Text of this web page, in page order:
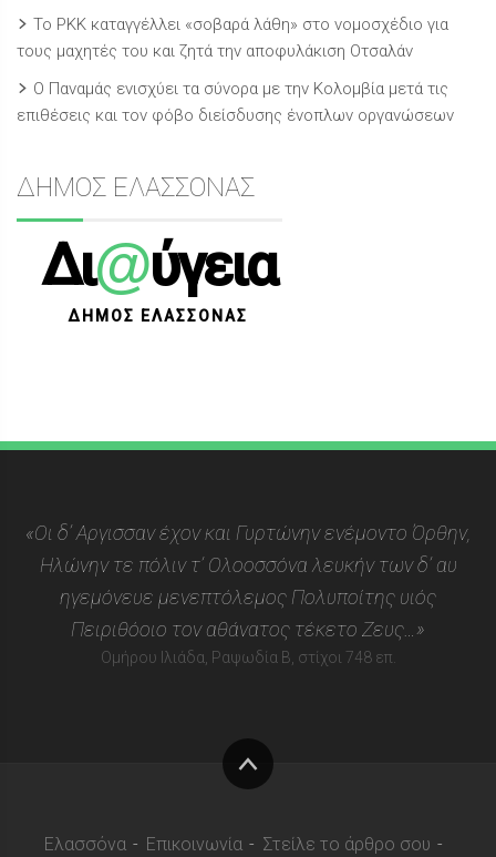
Το PKK καταγγέλλει «σοβαρά λάθη» στο νομοσχέδιο για
τους μαχητές του και ζητά την αποφυλάκιση Οτσαλάν
O Παναμάς ενισχύει τα σύνορα με την Κολομβία μετά τις
επιθέσεις και τον φόβο διείσδυσης ένοπλων οργανώσεων
ΔΗΜΟΣ ΕΛΑΣΣΟΝΑΣ
Δι@ύγεια
ΔΗΜΟΣ ΕΛΑΣΣΟΝΑΣ
«Οι δ’ Αργισσαν έχον και Γυρτώνην ενέμοντο Όρθην,
Ηλώνην τε πόλιν τ’ Ολοοσσόνα λευκήν των δ’ αυ
ηγεμόνευε μενεπτόλεμος Πολυποίτης υιός
Πειριθόοιο τον αθάνατος τέκετο Ζευς…»
Ομήρου Ιλιάδα, Ραψωδία Β, στίχοι 748 επ.
Ελασσόνα Επικοινωνία Στείλε το άρθρο σου